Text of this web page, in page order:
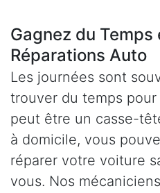
Gagnez du
Réparations Auto
Les journées sont
trouver du temps
peut être un casse-
à domicile, vous
réparer votre voiture
vous. Nos